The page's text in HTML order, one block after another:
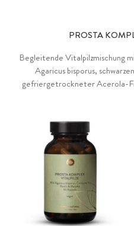
PROSTA
Begleitende Vitalpilzmischung
Agaricus bisporus,
gefriergetrockneter Acerola-